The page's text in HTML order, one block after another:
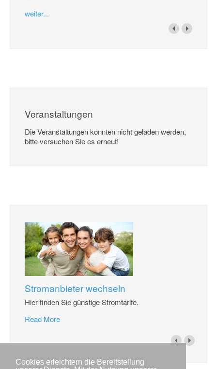
Cookies erleichtern die Bereitstellung
weiter...
Veranstaltungen
Die Veranstaltungen konnten nicht geladen werden,
bitte versuchen Sie es erneut!
Stromanbieter wechseln
Hier finden Sie günstige Stromtarife.
Read More